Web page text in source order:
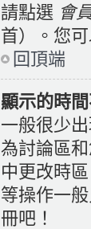
請點選 會
首）。您
回頂端
顯示的時間
一般很少
為討論區
中更改時
等操作一
冊吧！